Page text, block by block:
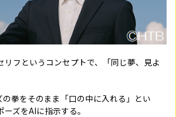
リフというコンセプトで、「同じ夢、見よ
の拳をそのまま「口の中に入れる」とい
ズをAIに指示する。